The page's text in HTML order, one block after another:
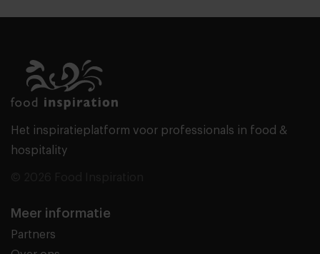
Het inspiratieplatform voor professionals in food &
hospitality
Meer informatie
Partners